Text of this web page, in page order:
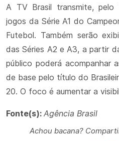
A TV Brasil transmite, pelo
jogos da Série A1 do
Futebol. Também serão
das Séries A2 e A3, a partir
público poderá acompanhar
de base pelo título do
20. O foco é aumentar a
Fonte(s): Agência Brasil
Achou bacana?